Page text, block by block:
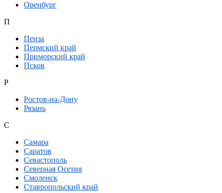
Оренбург
П
Пенза
Пермский край
Приморский край
Псков
Р
Ростов-на-Дону
Рязань
С
Самара
Саратов
Севастополь
Северная Осетия
Смоленск
Ставропольский край